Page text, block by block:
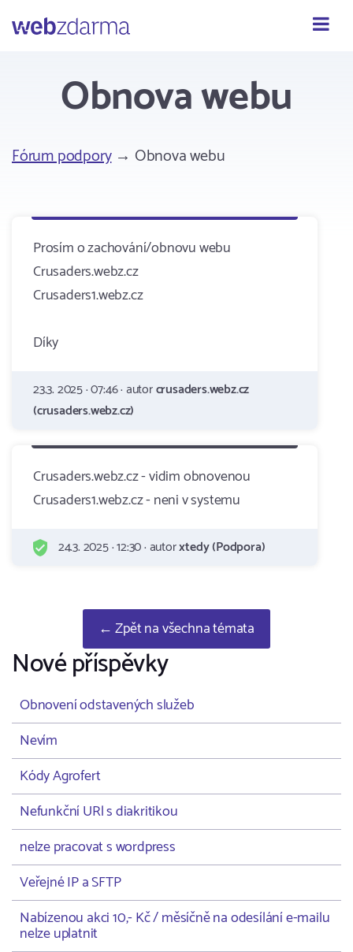
Webzdarma
Obnova webu
Fórum podpory→ Obnova webu
Prosím o zachování/obnovu webu
Crusaders.webz.cz
Crusaders1.webz.cz
Díky
23.3. 2025 · 07:46 · autorcrusaders.webz.cz
(crusaders.webz.cz)
Crusaders.webz.cz - vidim obnovenou
Crusaders1.webz.cz - neni v systemu
24.3. 2025 · 12:30 · autorxtedy (Podpora)
← Zpět na všechna témata
Nové příspěvky
Obnovení odstavených služeb
Nevím
Kódy Agrofert
Nefunkční URl s diakritikou
nelze pracovat s wordpress
Veřejné IP a SFTP
Nabízenou akci 10,- Kč / měsíčně na odesílání e-mailu
nelze uplatnit